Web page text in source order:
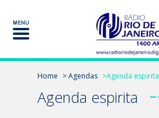
Home > Agendas >Agenda espirita
Agenda espirita